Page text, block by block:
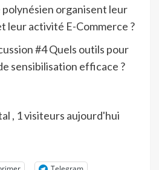
organisent leur
leur activité E-Commerce ?
#4 Quels outils pour
sensibilisation efficace ?
, 1 visiteurs aujourd'hui